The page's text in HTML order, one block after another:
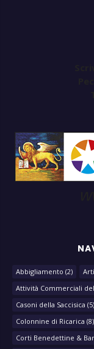
Abbigliamento (2)
Attività Commerciali
Casoni della Saccisica (5)
Colonnine di Ricarica (8)
Corti Benedettine &